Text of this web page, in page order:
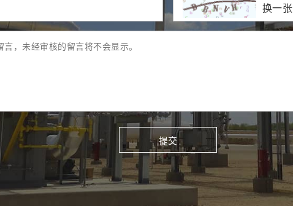
换一张
提交